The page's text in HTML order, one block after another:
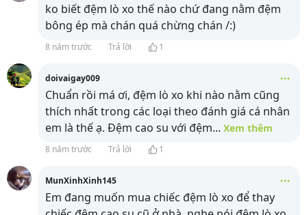
ko biết đệm lò xo thế nào chứ đang nằm đệm
bông ép mà chán quá chừng chán /:)
8 năm trước Trả lời 1
doivaigay009
Chuẩn rồi má ơi, đệm lò xo khi nào nằm cũng
thích nhất trong các loại theo đánh giá cá nhân
em là thế ạ. Đệm cao su với đệm... Xem thêm
8 năm trước Trả lời 1
MunXinhXinh145
Em đang muốn mua chiếc đệm lò xo để thay